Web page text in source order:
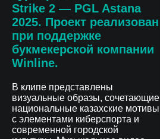
Strike 2 — PGL Astana
2025. Проект реализован
при поддержке
букмекерской компании
Winline.
В клипе представлены
визуальные образы, сочетающие
национальные казахские мотивы
с элементами киберспорта и
современной городской